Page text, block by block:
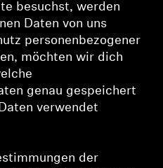
besuchst, werden
Daten von uns
personenbezogener
möchten wir dich
genau gespeichert
verwendet
der